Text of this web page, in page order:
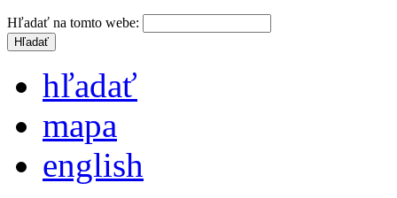
Hľadať na tomto webe:
hľadať
mapa
english